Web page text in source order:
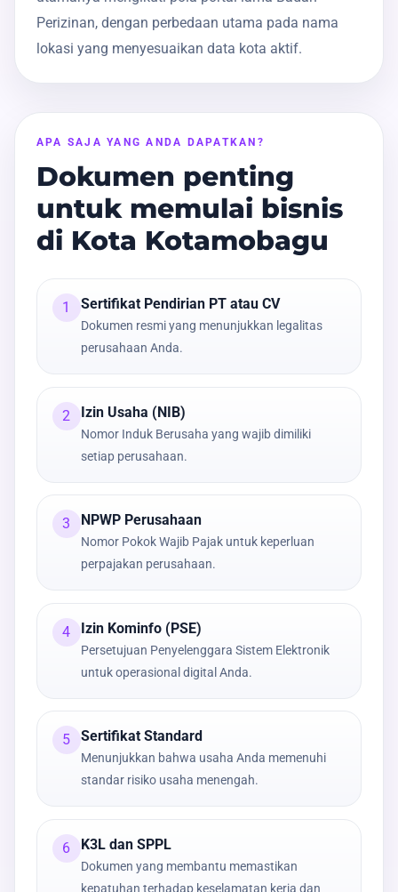
Perizinan, dengan perbedaan utama pada nama
lokasi yang menyesuaikan data kota aktif.
APA SAJA YANG ANDA DAPATKAN?
Dokumen penting
untuk memulai bisnis
di Kota Kotamobagu
1 Sertifikat Pendirian PT atau CV
Dokumen resmi yang menunjukkan legalitas
perusahaan Anda.
2 Izin Usaha (NIB)
Nomor Induk Berusaha yang wajib dimiliki
setiap perusahaan.
3 NPWP Perusahaan
Nomor Pokok Wajib Pajak untuk keperluan
perpajakan perusahaan.
4 Izin Kominfo (PSE)
Persetujuan Penyelenggara Sistem Elektronik
untuk operasional digital Anda.
5 Sertifikat Standard
Menunjukkan bahwa usaha Anda memenuhi
standar risiko usaha menengah.
6 K3L dan SPPL
Dokumen yang membantu memastikan
kepatuhan terhadap keselamatan kerja dan